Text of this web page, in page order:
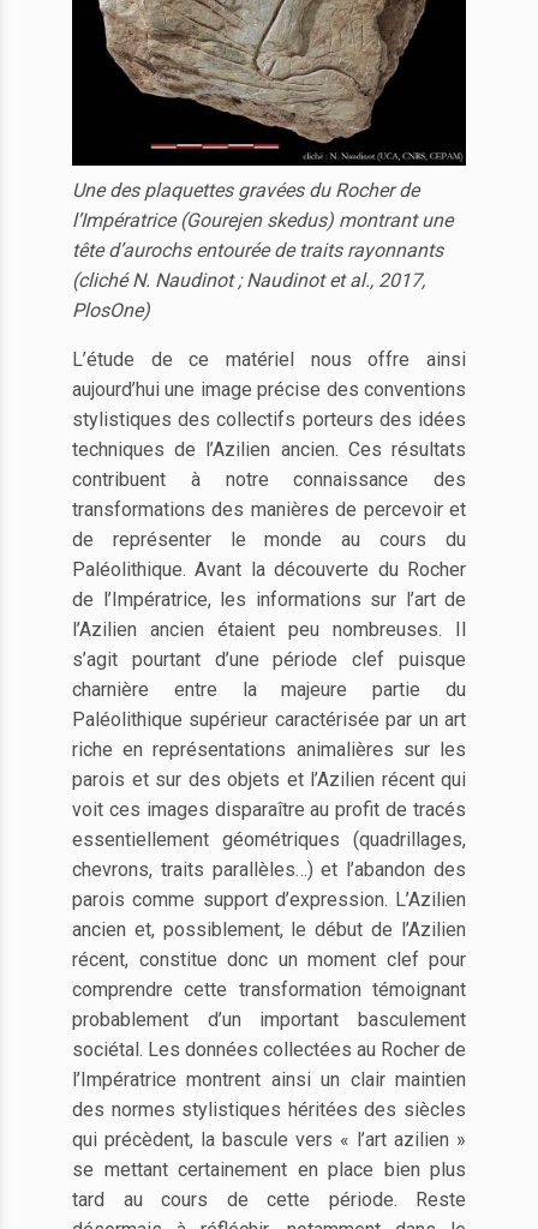
Une des plaquettes gravées du Rocher de
l’Impératrice (Gourejen skedus) montrant une
tête d’aurochs entourée de traits rayonnants
(cliché N. Naudinot ; Naudinot et al., 2017,
PlosOne)
L’étude de ce matériel nous offre ainsi
aujourd’hui une image précise des conventions
stylistiques des collectifs porteurs des idées
techniques de l’Azilien ancien. Ces résultats
contribuent à notre connaissance des
transformations des manières de percevoir et
de représenter le monde au cours du
Paléolithique. Avant la découverte du Rocher
de l’Impératrice, les informations sur l’art de
l’Azilien ancien étaient peu nombreuses. Il
s’agit pourtant d’une période clef puisque
charnière entre la majeure partie du
Paléolithique supérieur caractérisée par un art
riche en représentations animalières sur les
parois et sur des objets et l’Azilien récent qui
voit ces images disparaître au profit de tracés
essentiellement géométriques (quadrillages,
chevrons, traits parallèles…) et l’abandon des
parois comme support d’expression. L’Azilien
ancien et, possiblement, le début de l’Azilien
récent, constitue donc un moment clef pour
comprendre cette transformation témoignant
probablement d’un important basculement
sociétal. Les données collectées au Rocher de
l’Impératrice montrent ainsi un clair maintien
des normes stylistiques héritées des siècles
qui précèdent, la bascule vers « l’art azilien »
se mettant certainement en place bien plus
tard au cours de cette période. Reste